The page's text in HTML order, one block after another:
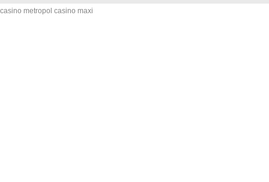
casino metropol casino maxi